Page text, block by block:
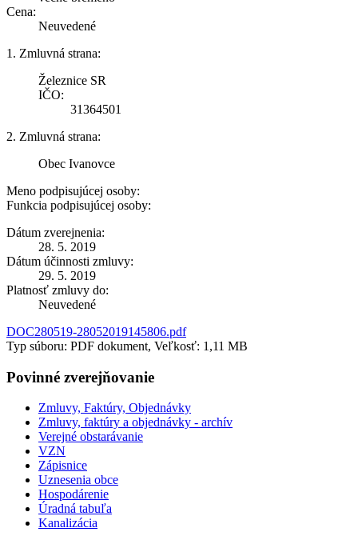
Cena:
Neuvedené
1. Zmluvná strana:
Železnice SR
IČO:
31364501
2. Zmluvná strana:
Obec Ivanovce
Meno podpisujúcej osoby:
Funkcia podpisujúcej osoby:
Dátum zverejnenia:
28. 5. 2019
Dátum účinnosti zmluvy:
29. 5. 2019
Platnosť zmluvy do:
Neuvedené
DOC280519-28052019145806.pdf
Typ súboru: PDF dokument, Veľkosť: 1,11 MB
Povinné zverejňovanie
Zmluvy, Faktúry, Objednávky
Zmluvy, faktúry a objednávky - archív
Verejné obstarávanie
VZN
Zápisnice
Uznesenia obce
Hospodárenie
Úradná tabuľa
Kanalizácia